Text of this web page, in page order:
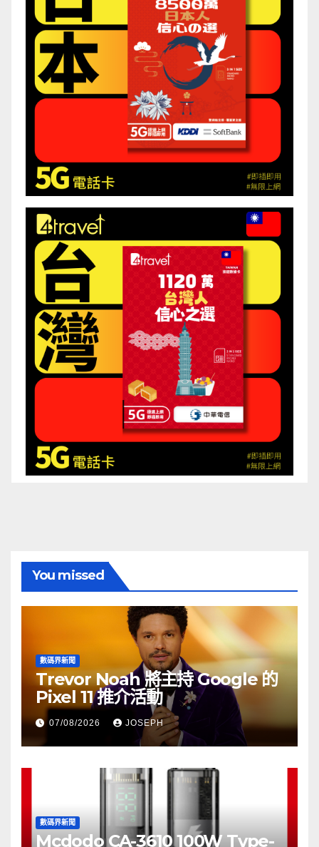
You missed
數碼界新聞
Trevor Noah 將主持 Google 的
Pixel 11 推介活動
07/08/2026 JOSEPH
數碼界新聞
Mcdodo CA-3610 100W Type-